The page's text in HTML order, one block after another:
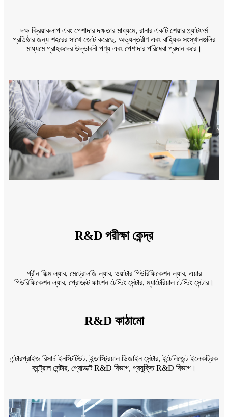
দক্ষ ক্রিয়াকলাপ এবং পেশাদার দক্ষতার মাধ্যমে, রানার একটি শেয়ার প্ল্যাটফর্ম
প্রতিষ্ঠার জন্য শহরের সাথে জোট করেছে, অভ্যন্তরীণ এবং বাহ্যিক সংস্থানগুলির
মাধ্যমে গ্রাহকদের উদ্ভাবনী পণ্য এবং পেশাদার পরিষেবা প্রদান করে।
R&D পরীক্ষা কেন্দ্র
গ্রীন ফিল্ম ল্যাব, মেট্রোলজি ল্যাব, ওয়াটার পিউরিফিকেশন ল্যাব, এয়ার
পিউরিফিকেশন ল্যাব, প্রোডাক্ট ফাংশন টেস্টিং সেন্টার, ম্যাটেরিয়াল টেস্টিং সেন্টার।
R&D কাঠামো
এন্টারপ্রাইজ রিসার্চ ইনস্টিটিউট, ইন্ডাস্ট্রিয়াল ডিজাইন সেন্টার, ইন্টেলিজেন্ট ইলেকট্রিক
কন্ট্রোল সেন্টার, প্রোডাক্ট R&D বিভাগ, প্রযুক্তি R&D বিভাগ।